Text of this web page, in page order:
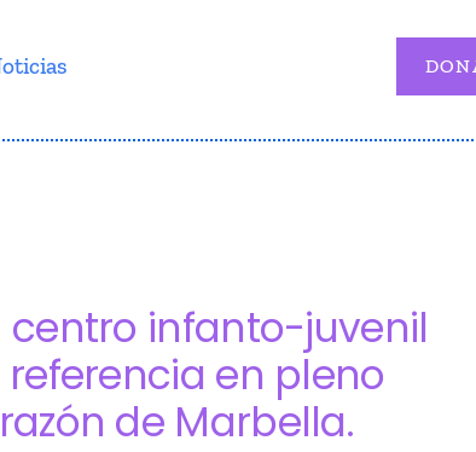
centro infanto-juvenil
referencia en pleno
de Marbella.